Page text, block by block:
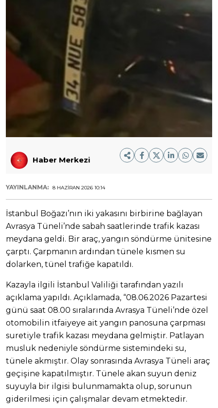
Haber Merkezi
YAYINLANMA: 8 HAZIRAN 2026 10:14
İstanbul Boğazı’nın iki yakasını birbirine bağlayan
Avrasya Tüneli’nde sabah saatlerinde trafik kazası
meydana geldi. Bir araç, yangın söndürme ünitesine
çarptı. Çarpmanın ardından tünele kısmen su
dolarken, tünel trafiğe kapatıldı.
Kazayla ilgili İstanbul Valiliği tarafından yazılı
açıklama yapıldı. Açıklamada, “08.06.2026 Pazartesi
günü saat 08.00 sıralarında Avrasya Tüneli’nde özel
otomobilin itfaiyeye ait yangın panosuna çarpması
suretiyle trafik kazası meydana gelmiştir. Patlayan
musluk nedeniyle söndürme sistemindeki su,
tünele akmıştır. Olay sonrasında Avrasya Tüneli araç
geçişine kapatılmıştır. Tünele akan suyun deniz
suyuyla bir ilgisi bulunmamakta olup, sorunun
giderilmesi için çalışmalar devam etmektedir.